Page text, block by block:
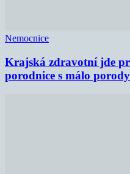
Nemocnice
Krajská zdravotní jde
porodnice s málo porody